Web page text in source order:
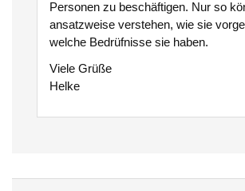
Personen zu beschäftigen. Nur so
ansatzweise verstehen, wie sie
welche Bedrüfnisse sie haben.
Viele Grüße
Helke